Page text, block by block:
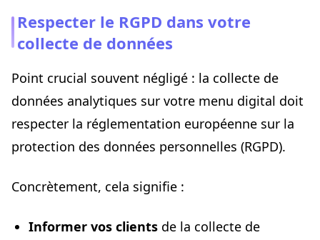
Respecter le RGPD dans votre
collecte de données
Point crucial souvent négligé : la collecte de
données analytiques sur votre menu digital doit
respecter la réglementation européenne sur la
protection des données personnelles (RGPD).
Concrètement, cela signifie :
Informer vos clients de la collecte de